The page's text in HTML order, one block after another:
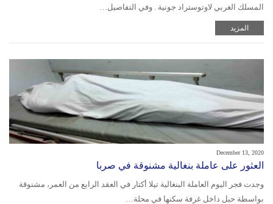
المسلك الغربي لاوتوستراد جونية . وفي التفاصيل…
المزيد
December 13, 2020
العثور على عاملة بنغالية مشنوقة في صربا
وجدت فجر اليوم العاملة البنغالية تيلا أكتار في العقد الرابع من العمر، مشنوقة
بواسطة حبل داخل غرفة سكنها في محلة…